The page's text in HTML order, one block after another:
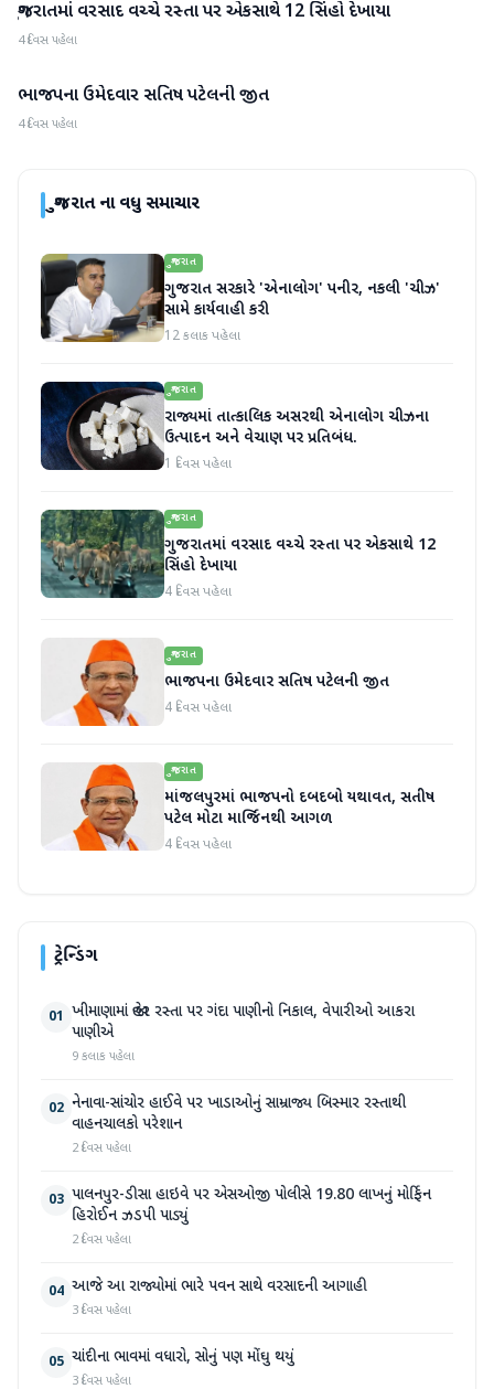
ગુજરાત
ગુજરાતમાં વરસાદ વચ્ચે રસ્તા પર એકસાથે 12 સિંહો દેખાયા
4 દિવસ પહેલા
ગુજરાત
ભાજપના ઉમેદવાર સતિષ પટેલની જીત
4 દિવસ પહેલા
ગુજરાતના વધુ સમાચાર
ગુજરાત
ગુજરાત સરકારે 'એનાલોગ' પનીર, નકલી 'ચીઝ'
સામે કાર્યવાહી કરી
12 કલાક પહેલા
ગુજરાત
રાજ્યમાં તાત્કાલિક અસરથી એનાલોગ ચીઝના
ઉત્પાદન અને વેચાણ પર પ્રતિબંધ.
1 દિવસ પહેલા
ગુજરાત
ગુજરાતમાં વરસાદ વચ્ચે રસ્તા પર એકસાથે 12
સિંહો દેખાયા
4 દિવસ પહેલા
ગુજરાત
ભાજપના ઉમેદવાર સતિષ પટેલની જીત
4 દિવસ પહેલા
ગુજરાત
માંજલપુરમાં ભાજપનો દબદબો યથાવત, સતીષ
પટેલ મોટા માર્જિનથી આગળ
4 દિવસ પહેલા
ટ્રેન્ડિંગ
01 ખીમાણામાં જાહેર રસ્તા પર ગંદા પાણીનો નિકાલ, વેપારીઓ આકરા
પાણીએ
9 કલાક પહેલા
02 નેનાવા-સાંચોર હાઈવે પર ખાડાઓનું સામ્રાજ્ય બિસ્માર રસ્તાથી
વાહનચાલકો પરેશાન
2 દિવસ પહેલા
03 પાલનપુર-ડીસા હાઇવે પર એસઓજી પોલીસે 19.80 લાખનું મોર્ફિન
હિરોઈન ઝડપી પાડ્યું
2 દિવસ પહેલા
04 આજે આ રાજ્યોમાં ભારે પવન સાથે વરસાદની આગાહી
3 દિવસ પહેલા
05 ચાંદીના ભાવમાં વધારો, સોનું પણ મોંઘુ થયું
3 દિવસ પહેલા